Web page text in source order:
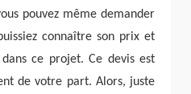
pouvez même demander
connaître son prix et
ce projet. Ce devis est
de votre part. Alors, juste